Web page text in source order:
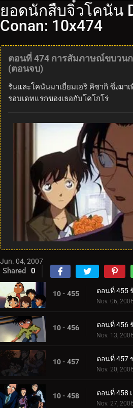
ยอดนักสืบจิ๋วโคนัน
Conan: 10x474
ตอนที่ 474 การสัมภาษณ์ขบวน
(ตอนจบ)
รันและโคนันมาเยี่ยมเอริ คิซากิ ซึ่งมา
รอบเดทแรกของเธอกับโคโกโร่
Jun. 04, 2007
Shared 0
10 - 455
Nov. 06, 2006
10 - 456
Nov. 13, 2006
10 - 457
Nov. 20, 2006
10 - 458 ตอนที่ 458
Nov. 27, 2006